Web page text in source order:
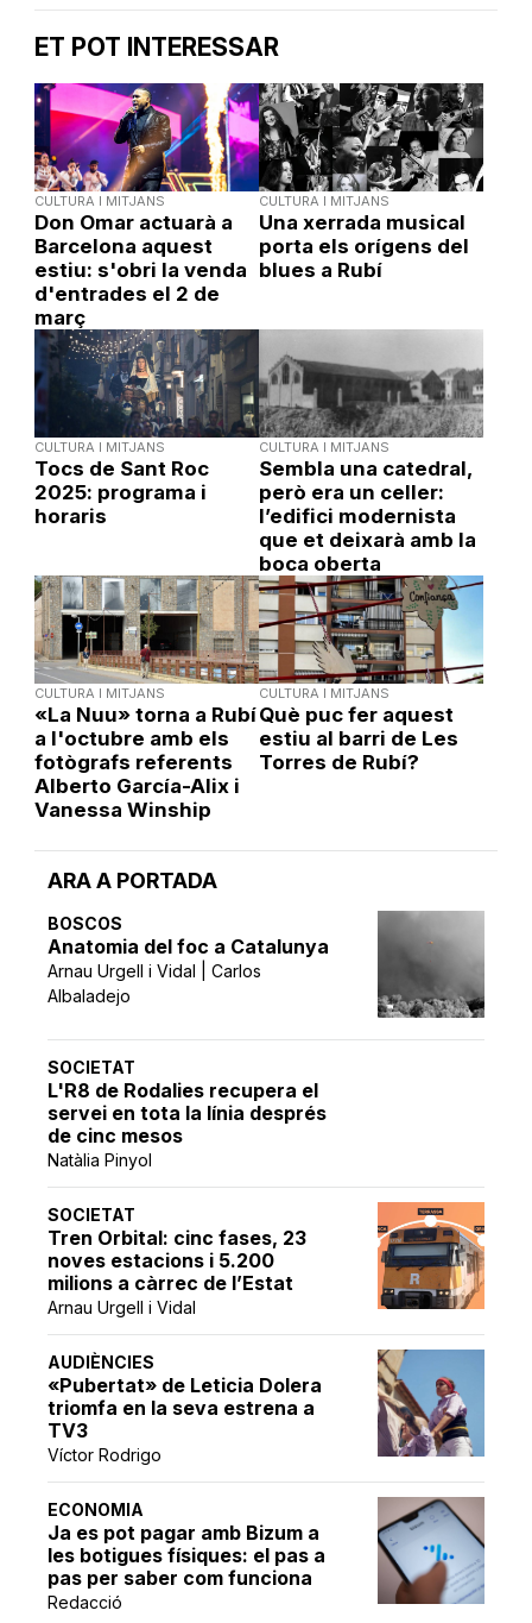
ARA A PORTADA
BOSCOS
Anatomia del foc a Catalunya
Arnau Urgell i Vidal | Carlos
Albaladejo
SOCIETAT
L'R8 de Rodalies recupera el
servei en tota la línia després
de cinc mesos
Natàlia Pinyol
SOCIETAT
Tren Orbital: cinc fases, 23
noves estacions i 5.200
milions a càrrec de l’Estat
Arnau Urgell i Vidal
AUDIÈNCIES
«Pubertat» de Leticia Dolera
triomfa en la seva estrena a
TV3
Víctor Rodrigo
ECONOMIA
Ja es pot pagar amb Bizum a
les botigues físiques: el pas a
pas per saber com funciona
Redacció
ET POT INTERESSAR
CULTURA I MITJANS
Don Omar actuarà a
Barcelona aquest
estiu: s'obri la venda
d'entrades el 2 de
març
CULTURA I MITJANS
Una xerrada musical
porta els orígens del
blues a Rubí
CULTURA I MITJANS
Tocs de Sant Roc
2025: programa i
horaris
CULTURA I MITJANS
Sembla una catedral,
però era un celler:
l’edifici modernista
que et deixarà amb la
boca oberta
CULTURA I MITJANS
«La Nuu» torna a Rubí
a l'octubre amb els
fotògrafs referents
Alberto García-Alix i
Vanessa Winship
CULTURA I MITJANS
Què puc fer aquest
estiu al barri de Les
Torres de Rubí?